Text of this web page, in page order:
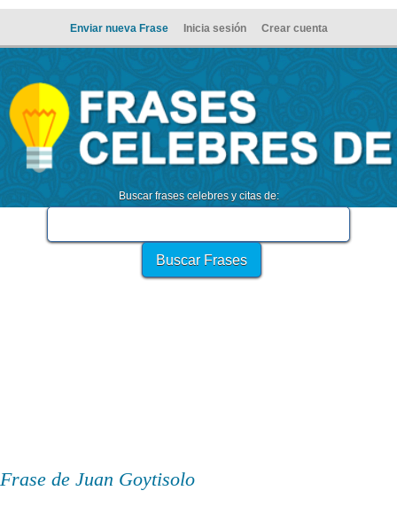
Enviar nueva Frase Inicia sesión Crear cuenta
Buscar frases celebres y citas de:
Frase de Juan Goytisolo